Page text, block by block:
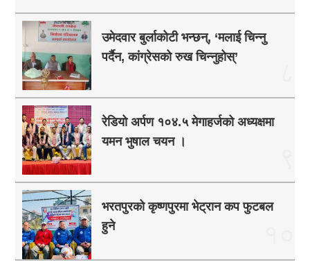
उमेदवार बुर्लाकोटी भन्छन्, ‘मलाई चिन्नु
पर्दैन, कांग्रेसको रुख चिन्नुहोस्’
रेडियो अर्पण १०४.५ मेगाहर्जको अध्यक्षमा
यमन भुषाल चयन ।
भरतपुरको कृष्णपुरमा भेट्रान कप फुटबल
हुने